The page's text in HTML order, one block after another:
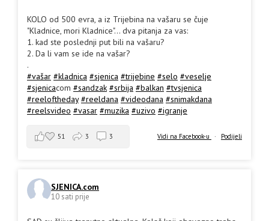
KOLO od 500 evra, a iz Trijebina na vašaru se čuje
"Kladnice, mori Kladnice"... dva pitanja za vas:
1. kad ste poslednji put bili na vašaru?
2. Da li vam se ide na vašar?
.
#vašar #kladnica #sjenica #trijebine #selo #veselje
#sjenicacom #sandzak #srbija #balkan #tvsjenica
#reeloftheday #reeldana #videodana #snimakdana
#reelsvideo #vasar #muzika #uzivo #igranje
Vidi na Facebook-u · Podijeli
51 3 3
SJENICA.com
10 sati prije